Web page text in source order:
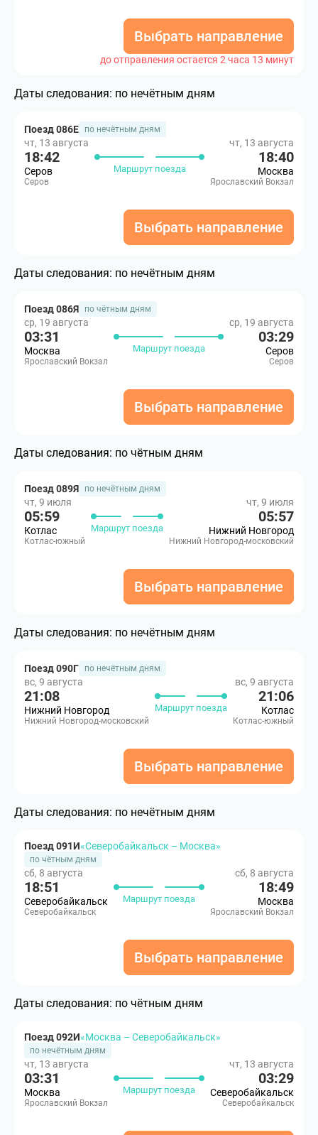
Выбрать направление
до отправления остается 2 часа 13 минут
Даты следования: по нечётным дням
Поезд 086Е по нечётным дням
чт, 13 августа
18:42
Серов
Серов
Маршрут поезда
чт, 13 августа
18:40
Москва
Ярославский Вокзал
Выбрать направление
Даты следования: по нечётным дням
Поезд 086Я по чётным дням
ср, 19 августа
03:31
Москва
Ярославский Вокзал
Маршрут поезда
ср, 19 августа
03:29
Серов
Серов
Выбрать направление
Даты следования: по чётным дням
Поезд 089Я по нечётным дням
чт, 9 июля
05:59
Котлас
Котлас-южный
Маршрут поезда
чт, 9 июля
05:57
Нижний Новгород
Нижний Новгород-московский
Выбрать направление
Даты следования: по нечётным дням
Поезд 090Г по нечётным дням
вс, 9 августа
21:08
Нижний Новгород
Нижний Новгород-московский
Маршрут поезда
вс, 9 августа
21:06
Котлас
Котлас-южный
Выбрать направление
Даты следования: по нечётным дням
Поезд 091И«Северобайкальск – Москва»
по чётным дням
сб, 8 августа
18:51
Северобайкальск
Северобайкальск
Маршрут поезда
сб, 8 августа
18:49
Москва
Ярославский Вокзал
Выбрать направление
Даты следования: по чётным дням
Поезд 092И«Москва – Северобайкальск»
по нечётным дням
чт, 13 августа
03:31
Москва
Ярославский Вокзал
Маршрут поезда
чт, 13 августа
03:29
Северобайкальск
Северобайкальск